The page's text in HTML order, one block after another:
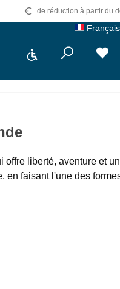
de réduction à partir du
Français
Show toolbar
liberté, aventure et
en faisant l'une des